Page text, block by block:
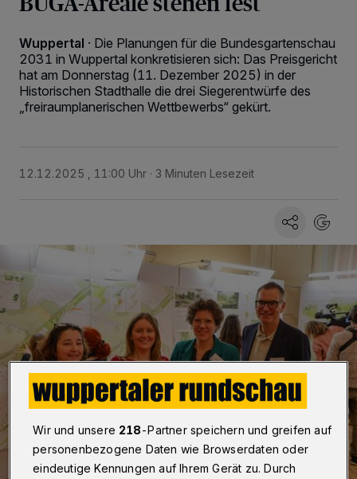
Wuppertal · Die Planungen für die Bundesgartenschau
2031 in Wuppertal konkretisieren sich: Das Preisgericht
hat am Donnerstag (11. Dezember 2025) in der
Historischen Stadthalle die drei Siegerentwürfe des
„freiraumplanerischen Wettbewerbs“ gekürt.
12.12.2025 , 11:00 Uhr 3 Minuten Lesezeit
Wir und unsere 218-Partner speichern und greifen auf
personenbezogene Daten wie Browserdaten oder
eindeutige Kennungen auf Ihrem Gerät zu. Durch